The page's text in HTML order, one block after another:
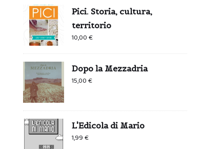
Pici. Storia, cultura,
territorio
10,00€
Dopo la Mezzadria
15,00€
L'Edicola di Mario
1,99€